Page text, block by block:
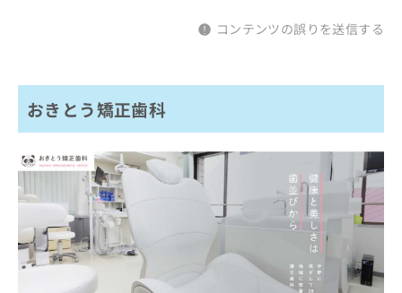
コンテンツの誤りを送信する
おきとう矯正歯科